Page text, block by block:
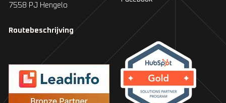
7558 PJ Hengelo
Routebeschrijving